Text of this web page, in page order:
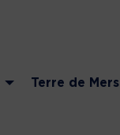
Terre de Mers